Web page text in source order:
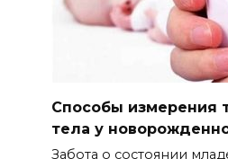
Способы измерения
тела у
Забота о состоянии